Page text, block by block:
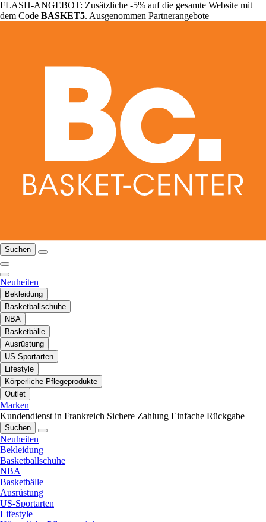
FLASH-ANGEBOT: Zusätzliche -5% auf die gesamte Website mit
dem Code BASKET5. Ausgenommen Partnerangebote
Suchen
Neuheiten
Bekleidung
Basketballschuhe
NBA
Basketbälle
Ausrüstung
US-Sportarten
Lifestyle
Körperliche Pflegeprodukte
Outlet
Marken
Kundendienst in Frankreich Sichere Zahlung Einfache Rückgabe
Suchen
Neuheiten
Bekleidung
Basketballschuhe
NBA
Basketbälle
Ausrüstung
US-Sportarten
Lifestyle